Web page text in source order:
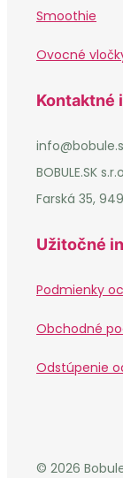
Smoothie
Ovocné
Kontaktné
BOBULE.SK
Farská 35,
Užitočné
Podmienky
Obchodné
Odstúpenie
© 2026